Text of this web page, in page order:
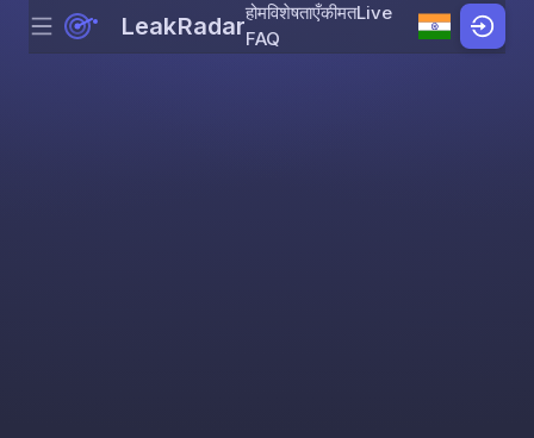
Skip to content
Menu LeakRadarहोमविशेषताएँकीमतLive
FAQ